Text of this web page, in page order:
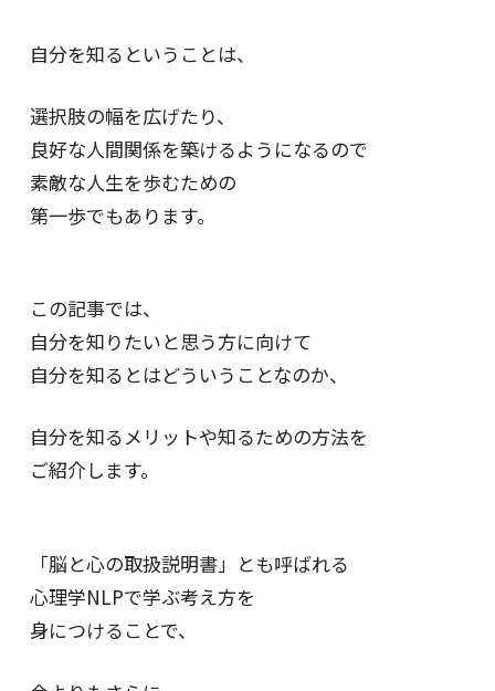
自分を知るということは、
選択肢の幅を広げたり、
良好な人間関係を築けるようになるので
素敵な人生を歩むための
第一歩でもあります。
この記事では、
自分を知りたいと思う方に向けて
自分を知るとはどういうことなのか、
自分を知るメリットや知るための方法を
ご紹介します。
「脳と心の取扱説明書」とも呼ばれる
心理学NLPで学ぶ考え方を
身につけることで、